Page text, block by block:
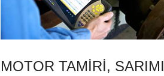
MOTOR TAMIRI, SARIMI